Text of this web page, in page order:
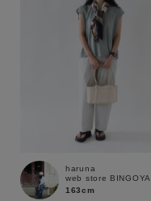
haruna
web store BINGOYA
163cm